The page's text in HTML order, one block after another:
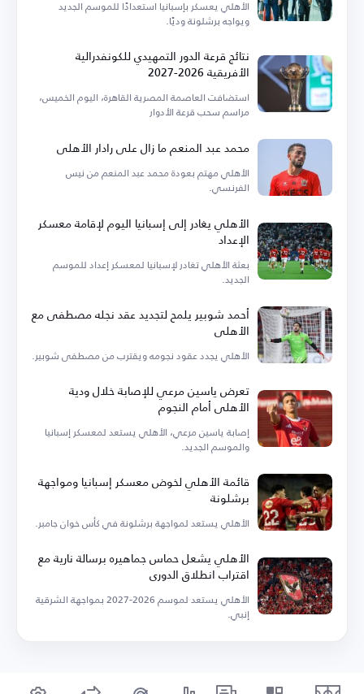
الأهلي يعسكر بإسبانيا استعدادًا للموسم الجديد
ويواجه برشلونة وديًا.
نتائج قرعة الدور التمهيدي للكونفدرالية
الأفريقية 2026-2027
استضافت العاصمة المصرية القاهرة، اليوم الخميس،
مراسم سحب قرعة الأدوار
محمد عبد المنعم ما زال على رادار الأهلي
الأهلي مهتم بعودة محمد عبد المنعم من نيس
الفرنسي.
الأهلي يغادر إلى إسبانيا اليوم لإقامة معسكر
الإعداد
بعثة الأهلي تغادر لإسبانيا لمعسكر إعداد للموسم
الجديد.
أحمد شوبير يلمح لتجديد عقد نجله مصطفى مع
الأهلي
الأهلي يجدد عقود نجومه ويقترب من مصطفى شوبير.
تعرض ياسين مرعي للإصابة خلال ودية
الأهلي أمام النجوم
إصابة ياسين مرعي، الأهلي يستعد لمعسكر إسبانيا
والموسم الجديد.
قائمة الأهلي لخوض معسكر إسبانيا ومواجهة
برشلونة
الأهلي يستعد لمواجهة برشلونة في كأس خوان جامبر.
الأهلي يشعل حماس جماهيره برسالة نارية مع
اقتراب انطلاق الدوري
الأهلي يستعد لموسم 2026-2027 بمواجهة الشرقية
إنبي.